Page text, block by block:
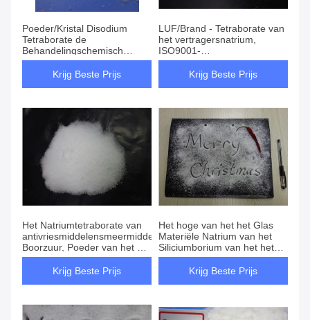
Poeder/Kristal Disodium
Tetraborate de
Behandelingschemisch
product van het
Decahydraatwater
Krijg Beste Prijs
LUF/Brand - Tetraborate van
het vertragersnatrium,
ISO9001-
Goedkeuringstetraborate
DecahydraatKrijg Beste Prijs
Het Natriumtetraborate van
antivriesmiddelensmeermiddelen
Boorzuur, Poeder van het het
Natriumboraat van 95% het
Krijg Beste Prijs
Het hoge van het het Glas
Materiële Natrium van het
Siliciumborium van het het
Boraatdecahydraat Oplosbare
Smeltpunt 741℃
Krijg Beste Prijs